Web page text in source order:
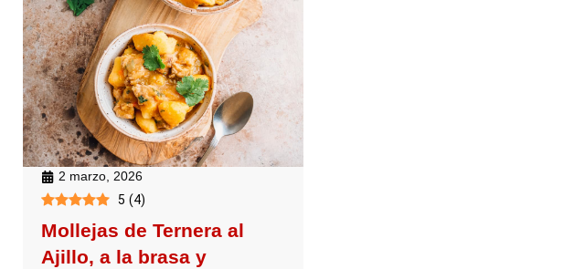
2 marzo, 2026
5 (4)
Mollejas de Ternera al
Ajillo, a la brasa y